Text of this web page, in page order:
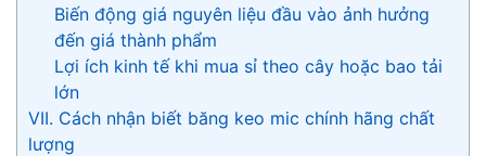
Biến động giá nguyên liệu đầu vào ảnh hưởng
đến giá thành phẩm
Lợi ích kinh tế khi mua sỉ theo cây hoặc bao tải
lớn
VII. Cách nhận biết băng keo mic chính hãng chất
lượng